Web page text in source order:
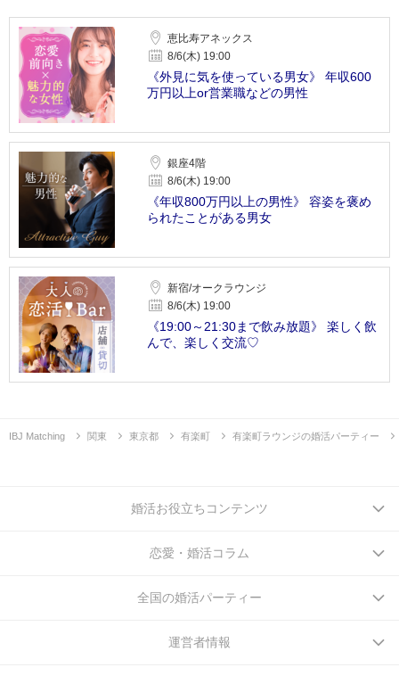
恵比寿アネックス
8/6(木) 19:00
《外見に気を使っている男女》 年収600
万円以上or営業職などの男性
銀座4階
8/6(木) 19:00
《年収800万円以上の男性》 容姿を褒め
られたことがある男女
新宿/オークラウンジ
8/6(木) 19:00
《19:00～21:30まで飲み放題》 楽しく飲
んで、楽しく交流♡
IBJ Matching 関東 東京都 有楽町 有楽町ラウンジの婚活パーティー
婚活お役立ちコンテンツ
恋愛・婚活コラム
全国の婚活パーティー
運営者情報